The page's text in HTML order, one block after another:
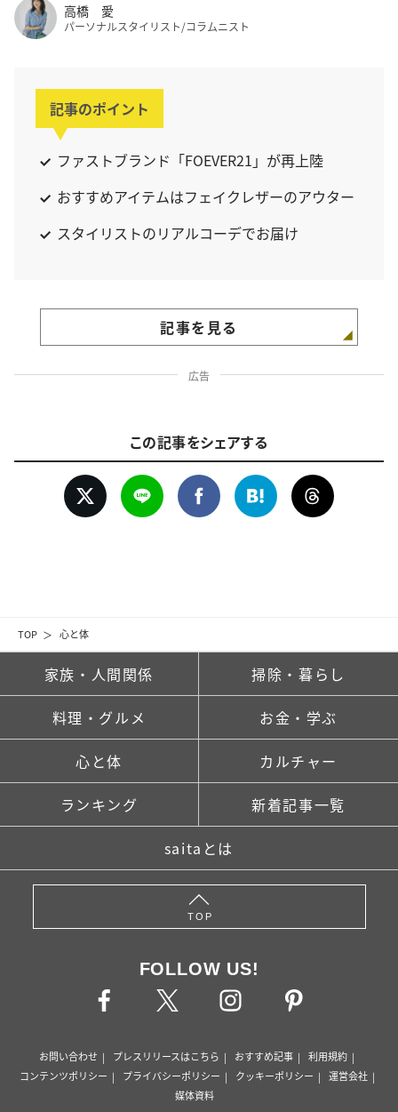
TOP 心と体
高橋 愛
パーソナルスタイリスト/コラムニスト
記事のポイント
ファストブランド「FOEVER21」が再上陸
おすすめアイテムはフェイクレザーのアウター
スタイリストのリアルコーデでお届け
記事を見る
広告
この記事をシェアする
家族・人間関係 掃除・暮らし
料理・グルメ お金・学ぶ
心と体 カルチャー
ランキング 新着記事一覧
saitaとは
TOP
FOLLOW US!
お問い合わせ プレスリリースはこちら おすすめ記事
利用規約
コンテンツポリシー
プライバシーポリシー クッキーポリシー
運営会社
媒体資料